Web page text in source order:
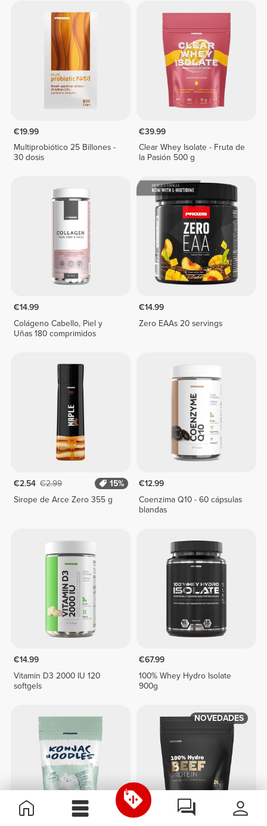
€19.99
Multiprobiótico 25 Billones -
30 dosis
€39.99
Clear Whey Isolate - Fruta de
la Pasión 500 g
€14.99
Colágeno Cabello, Piel y
Uñas 180 comprimidos
€14.99
Zero EAAs 20 servings
€2.54 €2.99
15%
Sirope de Arce Zero 355 g
€12.99
Coenzima Q10 - 60 cápsulas
blandas
€14.99
Vitamin D3 2000 IU 120
softgels
€67.99
100% Whey Hydro Isolate
900g
NOVEDADES